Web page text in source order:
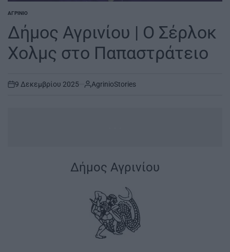
POSTED
ΑΓΡΊΝΙΟ
Δήμος Αγρινίου | Ο Σέρλοκ
Χολμς στο Παπαστράτειο
on
9 Δεκεμβρίου 2025 AgrinioStories
Δήμος Αγρινίου